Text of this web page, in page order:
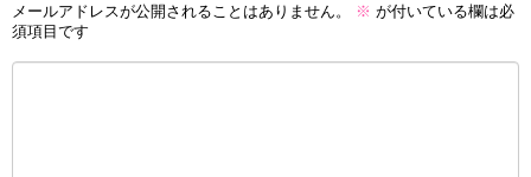
メールアドレスが公開されることはありません。 ※ が付いている欄は必
須項目です